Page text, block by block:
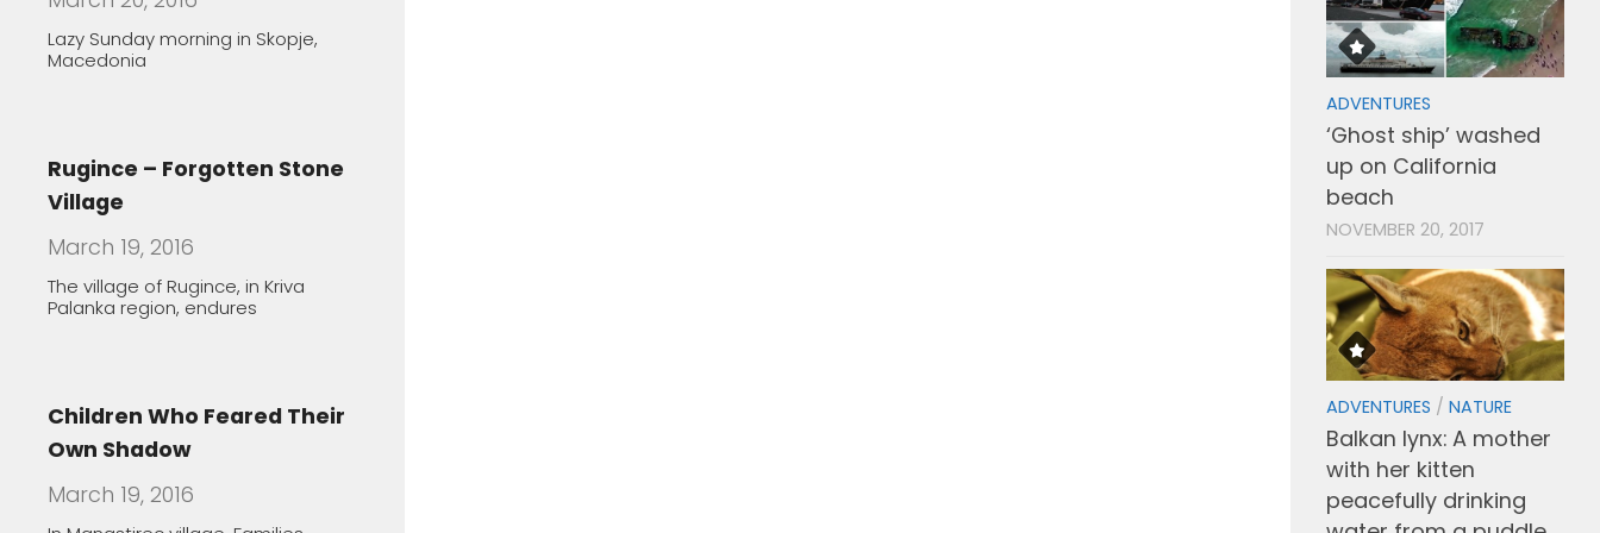
March 19, 2016
In Manastirec village, Families
Order
The healing features of
ADVENTURES
‘Ghost ship’ washed
up on California
beach
NOVEMBER 20, 2017
ADVENTURES / NATURE
Balkan lynx: A mother
with her kitten
peacefully drinking